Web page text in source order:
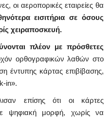
οι αεροπορικές εταιρείες θα
εισιτήρια σε όσους
χειραποσκευή.
πλέον με πρόσθετες
ορθογραφικών λαθών στο
έντυπης κάρτας επιβίβασης,
in».
επίσης ότι οι κάρτες
σε ψηφιακή μορφή, χωρίς να